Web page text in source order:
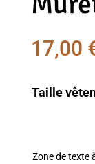
17,00
Taille
Zone de texte